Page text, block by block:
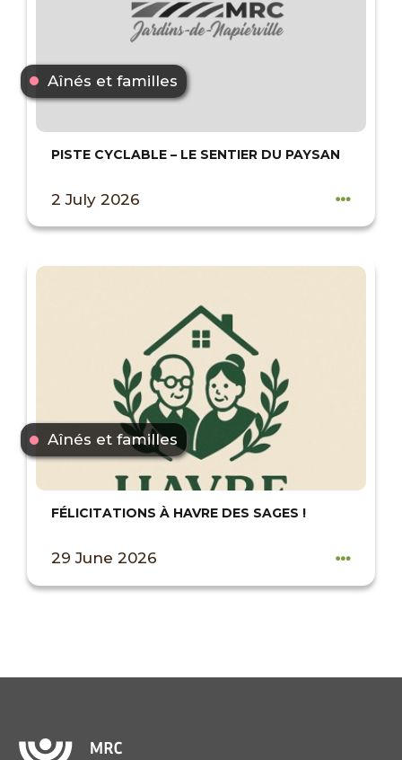
Aînés et familles
PISTE CYCLABLE – LE SENTIER DU PAYSAN
2 July 2026
Aînés et familles
FÉLICITATIONS À HAVRE DES SAGES !
29 June 2026